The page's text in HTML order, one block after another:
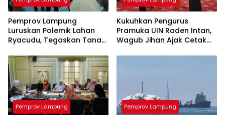
Pemprov Lampung
Luruskan Polemik Lahan
Ryacudu, Tegaskan Tanah
Aset Provinsi
Kukuhkan Pengurus
Pramuka UIN Raden Intan,
Wagub Jihan Ajak Cetak
Indonesia Emas 2045
Pemprov Lampung Pemprov Lampung